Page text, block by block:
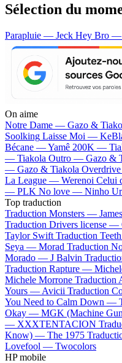
Sélection du
Parapluie — Jeck Hey Bro —
On aime
Notre Dame — Gazo &
Soolking Laisse Moi —
Bécane —Yamê 200K —
— Tiakola Outro — Gazo &
— Gazo & Tiakola
La League — Werenoi Celui
— PLK No love — Ninho
Top traduction
Traduction Monsters —
Traduction Drivers license —
Taylor Swift Traduction
Seya — Morad Traduction
Morado — J Balvin
Traduction Rapture —
Michele Morrone Traduction
Yours — Avicii Traduction
You Need to Calm Down —
Okay — MGK (Machine
— XXXTENTACION
Know) — The 1975
Lovefool — Twocolors
HP mobile